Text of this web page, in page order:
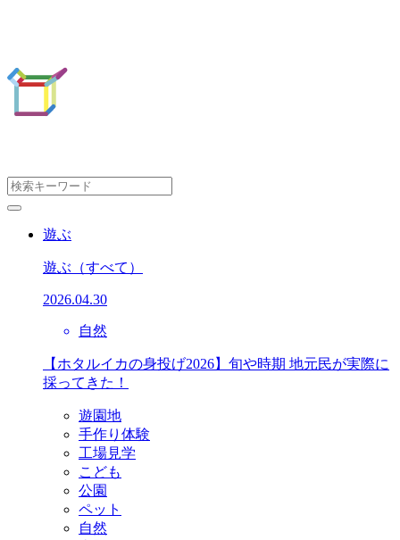
遊ぶ
遊ぶ （すべて）
2026.04.30
自然
【ホタルイカの身投げ2026】旬や時期 地元民が実際に
採ってきた！
遊園地
手作り体験
工場見学
こども
公園
ペット
自然